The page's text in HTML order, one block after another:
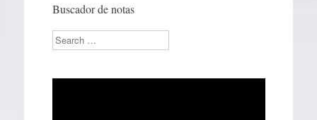
Buscador de notas
Search